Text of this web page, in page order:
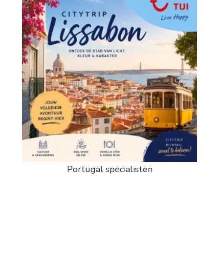
Portugal specialisten